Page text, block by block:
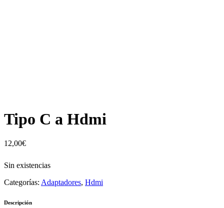
Tipo C a Hdmi
12,00€
Sin existencias
Categorías: Adaptadores, Hdmi
Descripción